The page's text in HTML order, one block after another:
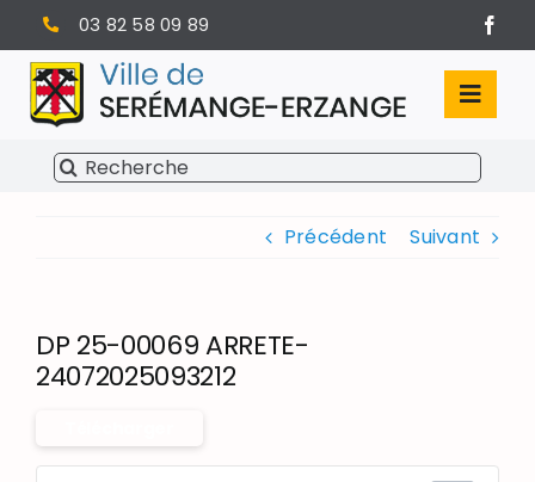
Passer
au
contenu
03 82 58 09 89
SÉRÉMANGE-ERZANGE
INFOS PRATIQUES
Rechercher:
Précédent Suivant
DP 25-00069 ARRETE-
24072025093212